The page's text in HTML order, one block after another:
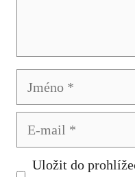
Jméno
Uložit do